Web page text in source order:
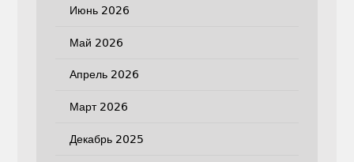
Июнь 2026
Май 2026
Апрель 2026
Март 2026
Декабрь 2025